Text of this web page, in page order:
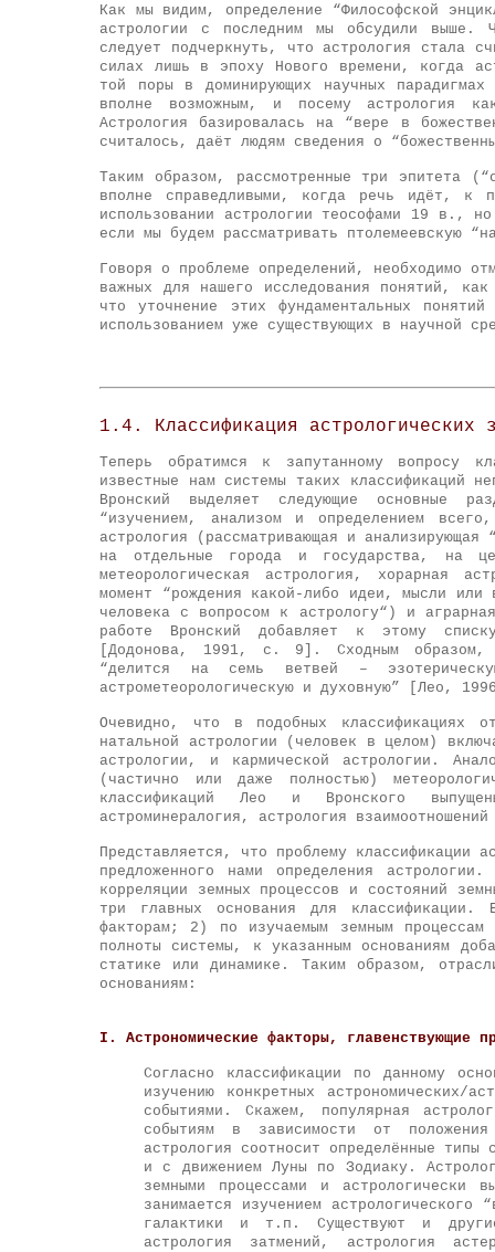
Как мы видим, определение “Философской
астрологии с последним мы обсудили выше.
следует подчеркнуть, что астрология стала
силах лишь в эпоху Нового времени, когда
той поры в доминирующих научных
вполне возможным, и посему астрология
Астрология базировалась на “вере в
считалось, даёт людям сведения о
Таким образом, рассмотренные три эпитета
вполне справедливыми, когда речь идёт, к
использовании астрологии теософами 19 в.,
если мы будем рассматривать птолемеевскую
Говоря о проблеме определений, необходимо
важных для нашего исследования понятий,
что уточнение этих фундаментальных
использованием уже существующих в научной
1.4. Классификация астрологических
Теперь обратимся к запутанному вопросу
известные нам системы таких классификаций
Вронский выделяет следующие основные
“изучением, анализом и определением
астрология (рассматривающая и
на отдельные города и государства, на
метеорологическая астрология, хорарная
момент “рождения какой-либо идеи, мысли
человека с вопросом к астрологу“) и
работе Вронский добавляет к этому
[Додонова, 1991, с. 9]. Сходным образом,
“делится на семь ветвей –
астрометеорологическую и духовную” [Лео,
Очевидно, что в подобных классификациях
натальной астрологии (человек в целом)
астрологии, и кармической астрологии.
(частично или даже полностью)
классификаций Лео и Вронского
астроминералогия, астрология
Представляется, что проблему классификации
предложенного нами определения
корреляции земных процессов и состояний
три главных основания для
факторам; 2) по изучаемым земным
полноты системы, к указанным основаниям
статике или динамике. Таким образом,
основаниям:
I. Астрономические факторы, главенствующие
Согласно классификации по данному
изучению конкретных астрономических/
событиями. Скажем, популярная
событиям в зависимости от
астрология соотносит определённые
и с движением Луны по Зодиаку.
земными процессами и астрологически
занимается изучением
галактики и т.п. Существуют и
астрология затмений, астрология